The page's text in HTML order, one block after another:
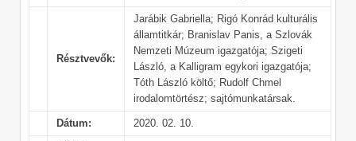
Résztvevők:
Jarábik Gabriella; Rigó Konrád kulturális
államtitkár; Branislav Panis, a Szlovák
Nemzeti Múzeum igazgatója; Szigeti
László, a Kalligram egykori igazgatója;
Tóth László költő; Rudolf Chmel
irodalomtörtész; sajtómunkatársak.
Dátum: 2020. 02. 10.